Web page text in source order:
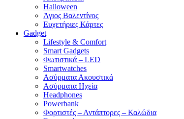
Halloween
Άγιος Βαλεντίνος
Ευχετήριες Κάρτες
Gadget
Lifestyle & Comfort
Smart Gadgets
Φωτιστικά – LED
Smartwatches
Ασύρματα Ακουστικά
Ασύρματα Ηχεία
Headphones
Powerbank
Φορτιστές – Αντάπτορες – Καλώδια